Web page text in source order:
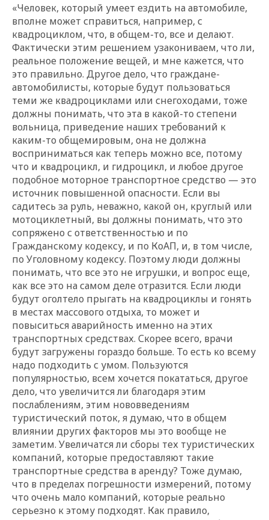
«Человек, который умеет ездить на автомобиле,
вполне может справиться, например, с
квадроциклом, что, в общем-то, все и делают.
Фактически этим решением узакониваем, что ли,
реальное положение вещей, и мне кажется, что
это правильно. Другое дело, что граждане-
автомобилисты, которые будут пользоваться
теми же квадроциклами или снегоходами, тоже
должны понимать, что эта в какой-то степени
вольница, приведение наших требований к
каким-то общемировым, она не должна
восприниматься как теперь можно все, потому
что и квадроцикл, и гидроцикл, и любое другое
подобное моторное транспортное средство — это
источник повышенной опасности. Если вы
садитесь за руль, неважно, какой он, круглый или
мотоциклетный, вы должны понимать, что это
сопряжено с ответственностью и по
Гражданскому кодексу, и по КоАП, и, в том числе,
по Уголовному кодексу. Поэтому люди должны
понимать, что все это не игрушки, и вопрос еще,
как все это на самом деле отразится. Если люди
будут оголтело прыгать на квадроциклы и гонять
в местах массового отдыха, то может и
повыситься аварийность именно на этих
транспортных средствах. Скорее всего, врачи
будут загружены гораздо больше. То есть ко всему
надо подходить с умом. Пользуются
популярностью, всем хочется покататься, другое
дело, что увеличится ли благодаря этим
послаблениям, этим нововведениям
туристический поток, я думаю, что в общем
влиянии других факторов мы это вообще не
заметим. Увеличатся ли сборы тех туристических
компаний, которые предоставляют такие
транспортные средства в аренду? Тоже думаю,
что в пределах погрешности измерений, потому
что очень мало компаний, которые реально
серьезно к этому подходят. Как правило,